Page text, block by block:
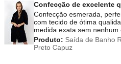
Confecção de excelente
Confecção esmerada,
com tecido de ótima
medida exata sem nenhum
Produto: Saída de Banho
Preto Capuz